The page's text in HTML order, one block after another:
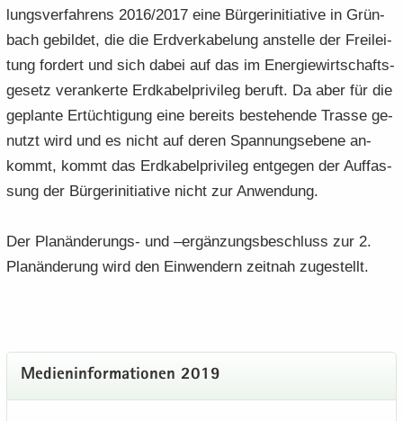
lungs­ver­fah­rens 2016/2017 eine Bür­ger­initia­ti­ve in Grün­
bach ge­bil­det, die die Erd­ver­ka­be­lung an­stel­le der Frei­lei­
tung for­dert und sich dabei auf das im En­er­gie­wirt­schafts­
ge­setz ver­an­ker­te Erd­ka­bel­pri­vi­leg be­ruft. Da aber für die
ge­plan­te Er­tüch­ti­gung eine be­reits be­stehen­de Tras­se ge­
nutzt wird und es nicht auf deren Span­nungs­ebe­ne an­
kommt, kommt das Erd­ka­bel­pri­vi­leg ent­ge­gen der Auf­fas­
sung der Bür­ger­initia­ti­ve nicht zur An­wen­dung.
Der Planänderungs-​ und –er­gän­zungs­be­schluss zur 2.
Plan­än­de­rung wird den Ein­wen­dern zeit­nah zu­ge­stellt.
Me­di­en­in­for­ma­tio­nen 2019